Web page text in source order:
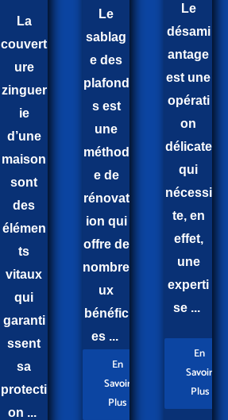
La
couvert
ure
zinguer
ie
d’une
maison
sont
des
élémen
ts
vitaux
qui
garanti
ssent
sa
protecti
on ...
Le
sablag
e des
plafond
s est
une
méthod
e de
rénovat
ion qui
offre de
nombre
ux
bénéfic
es ...
En
Savoir
Plus
Le
désami
antage
est une
opérati
on
délicate
qui
nécessi
te, en
effet,
une
experti
se ...
En
Savoir
Plus